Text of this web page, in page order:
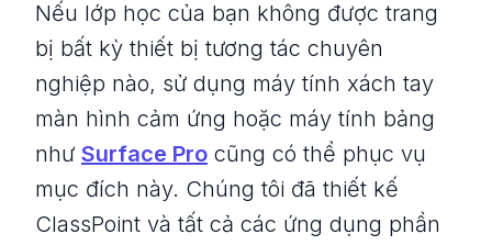
Nếu lớp học của bạn không được trang
bị bất kỳ thiết bị tương tác chuyên
nghiệp nào, sử dụng máy tính xách tay
màn hình cảm ứng hoặc máy tính bảng
như Surface Pro cũng có thể phục vụ
mục đích này. Chúng tôi đã thiết kế
ClassPoint và tất cả các ứng dụng phần